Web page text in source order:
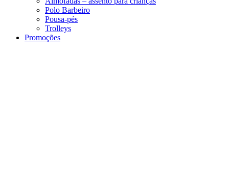
Polo Barbeiro
Pousa-pés
Trolleys
Promoções